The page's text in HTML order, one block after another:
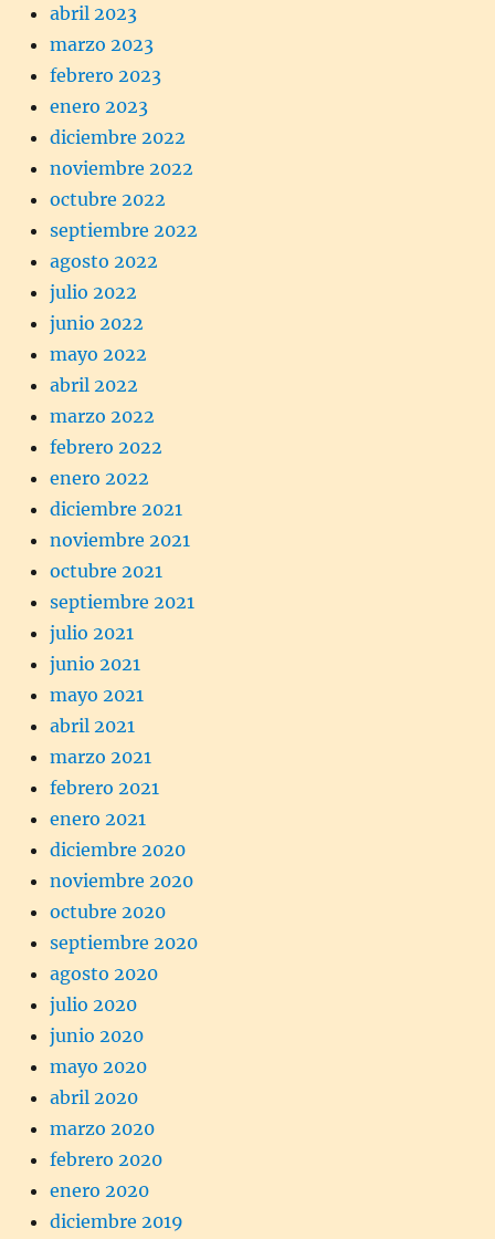
abril 2023
marzo 2023
febrero 2023
enero 2023
diciembre 2022
noviembre 2022
octubre 2022
septiembre 2022
agosto 2022
julio 2022
junio 2022
mayo 2022
abril 2022
marzo 2022
febrero 2022
enero 2022
diciembre 2021
noviembre 2021
octubre 2021
septiembre 2021
julio 2021
junio 2021
mayo 2021
abril 2021
marzo 2021
febrero 2021
enero 2021
diciembre 2020
noviembre 2020
octubre 2020
septiembre 2020
agosto 2020
julio 2020
junio 2020
mayo 2020
abril 2020
marzo 2020
febrero 2020
enero 2020
diciembre 2019